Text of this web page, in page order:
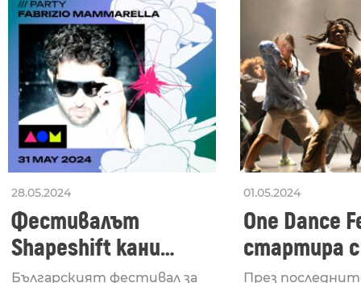
28.05.2024
Фестивалът
Shapeshift кани
Fabrizio Mammarella
Българският фестивал за
01.05.2024
One Dance
стартира
Lucid,
През